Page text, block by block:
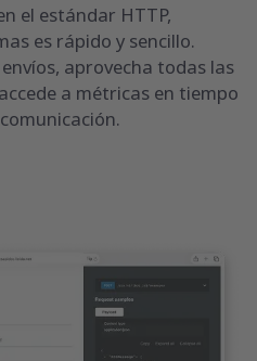
el estándar HTTP,
es rápido y sencillo.
aprovecha todas las
a métricas en tiempo